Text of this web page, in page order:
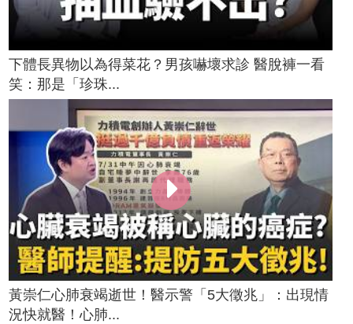
下體長異物以為得菜花？男孩嚇壞求診 醫脫褲一看
笑：那是「珍珠...
黃崇仁心肺衰竭逝世！醫示警「5大徵兆」：出現情
況快就醫！心肺...